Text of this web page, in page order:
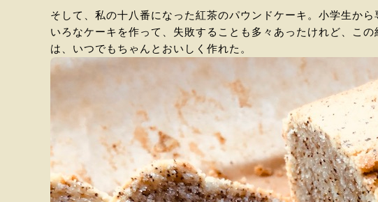
そして、私の十八番になった紅茶のパウンドケーキ。小学生か
いろなケーキを作って、失敗することも多々あったけれど、こ
は、いつでもちゃんとおいしく作れた。